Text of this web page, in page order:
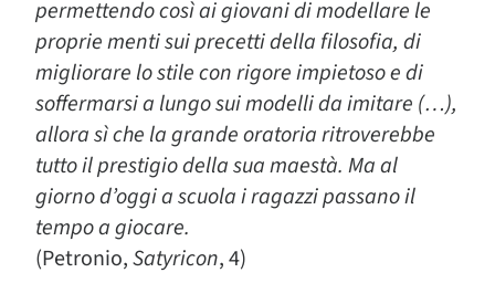
permettendo così ai giovani di modellare le
proprie menti sui precetti della filosofia, di
migliorare lo stile con rigore impietoso e di
soffermarsi a lungo sui modelli da imitare (…),
allora sì che la grande oratoria ritroverebbe
tutto il prestigio della sua maestà. Ma al
giorno d’oggi a scuola i ragazzi passano il
tempo a giocare.
(Petronio,Satyricon, 4)